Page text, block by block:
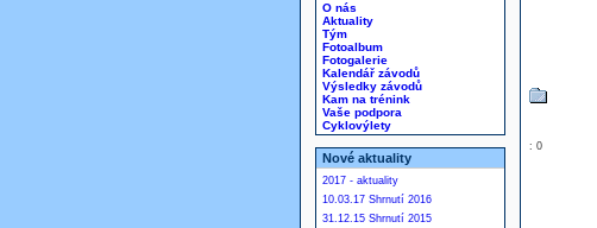
O nás
Aktuality
Tým
Fotoalbum
Fotogalerie
Kalendář závodů
Výsledky závodů
Kam na trénink
Vaše podpora
Cyklovýlety
Nové aktuality
2017 - aktuality
10.03.17 Shrnutí 2016
31.12.15 Shrnutí 2015
: 0